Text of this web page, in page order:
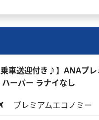
車送迎付き♪】ANAプレ
ーバー ラナイなし
プレミアムエコノミー